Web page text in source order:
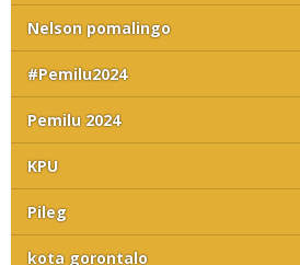
Nelson pomalingo
#Pemilu2024
Pemilu 2024
KPU
Pileg
kota gorontalo